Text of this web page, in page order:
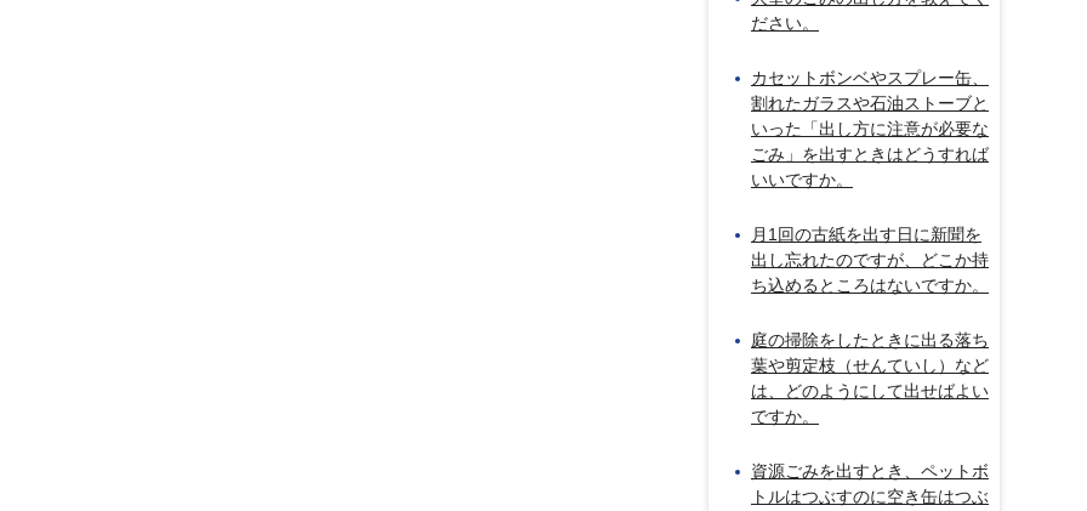
ださい。
カセットボンベやスプレー缶、
割れたガラスや石油ストーブと
いった「出し方に注意が必要な
ごみ」を出すときはどうすれば
いいですか。
月1回の古紙を出す日に新聞を
出し忘れたのですが、どこか持
ち込めるところはないですか。
庭の掃除をしたときに出る落ち
葉や剪定枝（せんていし）など
は、どのようにして出せばよい
ですか。
資源ごみを出すとき、ペットボ
トルはつぶすのに空き缶はつぶ